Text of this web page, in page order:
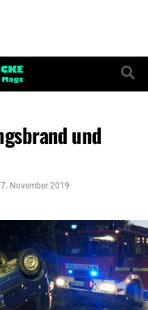
und
November 2019